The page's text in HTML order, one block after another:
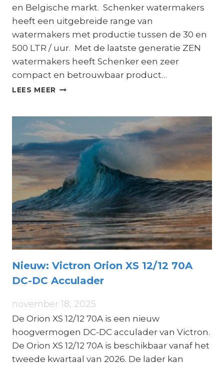
en Belgische markt. Schenker watermakers
heeft een uitgebreide range van
watermakers met productie tussen de 30 en
500 LTR / uur. Met de laatste generatie ZEN
watermakers heeft Schenker een zeer
compact en betrouwbaar product…
LEES MEER ASA
NIEUWE
DISTRIBUTIEPARTNER
SCHENKER
WATERMAKERS
Nieuw: Victron Orion XS 12/12 70A
DC-DC Acculader
november 18, 2025
De Orion XS 12/12 70A is een nieuw
hoogvermogen DC-DC acculader van Victron.
De Orion XS 12/12 70A is beschikbaar vanaf het
tweede kwartaal van 2026. De lader kan